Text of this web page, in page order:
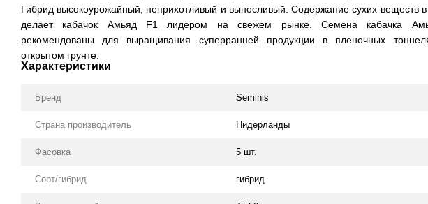
Гибрид высокоурожайный, неприхотливый и выносливый. Содержание сухих веществ
делает кабачок Амьяд F1 лидером на свежем рынке. Семена кабачка
рекомендованы для выращивания суперранней продукции в пленочных
открытом грунте.
Характеристики
Бренд Seminis
Страна производитель Нидерланды
Фасовка 5 шт.
Сорт/гибрид гибрид